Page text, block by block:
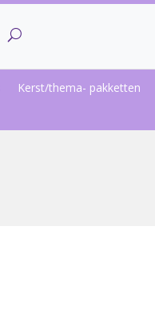
Kerst/thema- pakketten